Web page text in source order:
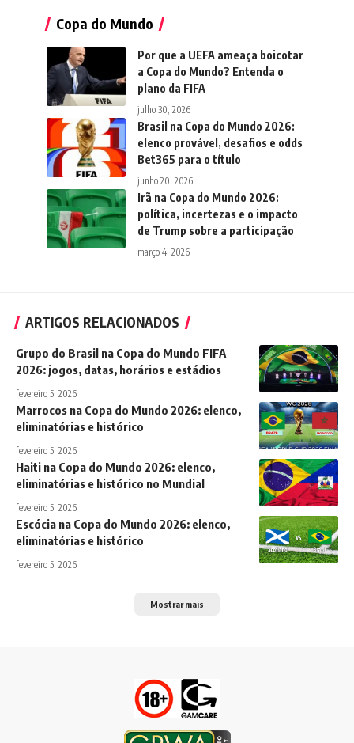
Copa do Mundo
Por que a UEFA ameaça boicotar
a Copa do Mundo? Entenda o
plano da FIFA
julho 30, 2026
Brasil na Copa do Mundo 2026:
elenco provável, desafios e odds
Bet365 para o título
junho 20, 2026
Irã na Copa do Mundo 2026:
política, incertezas e o impacto
de Trump sobre a participação
março 4, 2026
ARTIGOS RELACIONADOS
Grupo do Brasil na Copa do Mundo FIFA
2026: jogos, datas, horários e estádios
fevereiro 5, 2026
Marrocos na Copa do Mundo 2026: elenco,
eliminatórias e histórico
fevereiro 5, 2026
Haiti na Copa do Mundo 2026: elenco,
eliminatórias e histórico no Mundial
fevereiro 5, 2026
Escócia na Copa do Mundo 2026: elenco,
eliminatórias e histórico
fevereiro 5, 2026
Mostrar mais